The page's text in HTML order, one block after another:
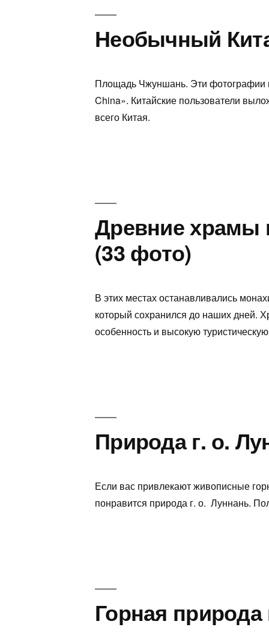
Необычный
Площадь Чжуншань. Эти фотографии
China». Китайские пользователи
всего Китая.
Древние храмы
(33 фото)
В этих местах останавливались
который сохранился до наших дней.
особенность и высокую
Природа г. о.
Если вас привлекают живописные
понравится природа г. о. Луннань.
Горная природа